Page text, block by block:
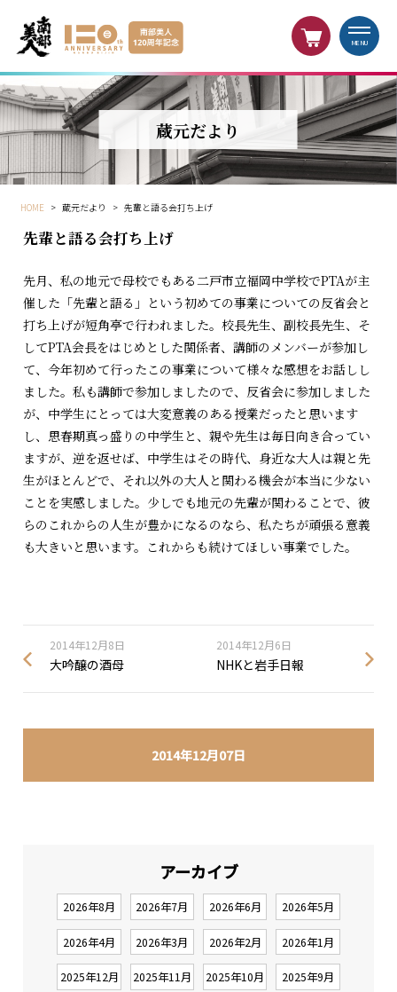
MENU
蔵元だより
HOME > 蔵元だより > 先輩と語る会打ち上げ
2014年12月07日
先輩と語る会打ち上げ
先月、私の地元で母校でもある二戸市立福岡中学校でPTAが主
催した「先輩と語る」という初めての事業についての反省会と
打ち上げが短角亭で行われました。校長先生、副校長先生、そ
してPTA会長をはじめとした関係者、講師のメンバーが参加し
て、今年初めて行ったこの事業について様々な感想をお話しし
ました。私も講師で参加しましたので、反省会に参加しました
が、中学生にとっては大変意義のある授業だったと思います
し、思春期真っ盛りの中学生と、親や先生は毎日向き合ってい
ますが、逆を返せば、中学生はその時代、身近な大人は親と先
生がほとんどで、それ以外の大人と関わる機会が本当に少ない
ことを実感しました。少しでも地元の先輩が関わることで、彼
らのこれからの人生が豊かになるのなら、私たちが頑張る意義
も大きいと思います。これからも続けてほしい事業でした。
2014年12月8日
大吟醸の酒母
2014年12月6日
NHKと岩手日報
アーカイブ
2026年8月 2026年7月 2026年6月 2026年5月
2026年4月 2026年3月 2026年2月 2026年1月
2025年12月 2025年11月 2025年10月 2025年9月